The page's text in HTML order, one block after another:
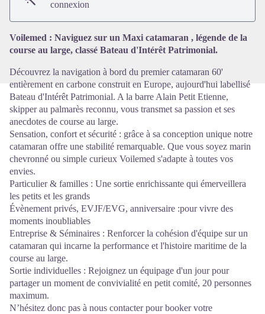
connexion
Voilemed : Naviguez sur un Maxi catamaran , légende de la
course au large, classé Bateau d'Intérêt Patrimonial.
Découvrez la navigation à bord du premier catamaran 60'
entièrement en carbone construit en Europe, aujourd'hui labellisé
Bateau d'Intérêt Patrimonial. A la barre Alain Petit Etienne,
skipper au palmarès reconnu, vous transmet sa passion et ses
anecdotes de course au large.
Sensation, confort et sécurité : grâce à sa conception unique notre
catamaran offre une stabilité remarquable. Que vous soyez marin
chevronné ou simple curieux Voilemed s'adapte à toutes vos
envies.
Particulier & familles : Une sortie enrichissante qui émerveillera
les petits et les grands
Évènement privés, EVJF/EVG, anniversaire :pour vivre des
moments inoubliables
Entreprise & Séminaires : Renforcer la cohésion d'équipe sur un
catamaran qui incarne la performance et l'histoire maritime de la
course au large.
Sortie individuelles : Rejoignez un équipage d'un jour pour
partager un moment de convivialité en petit comité, 20 personnes
maximum.
N’hésitez donc pas à nous contacter pour booker votre